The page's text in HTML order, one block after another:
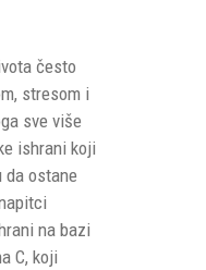
često
stresom i
sve više
ishrani koji
da ostane
na bazi
C, koji